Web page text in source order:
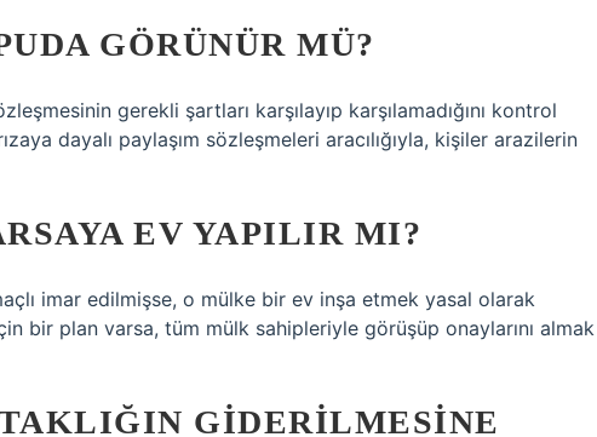
GÖRÜNÜR MÜ?
gerekli şartları karşılayıp karşılamadığını kontrol
dayalı paylaşım sözleşmeleri aracılığıyla, kişiler arazilerin
EV YAPILIR MI?
imar edilmişse, o mülke bir ev inşa etmek yasal olarak
bir plan varsa, tüm mülk sahipleriyle görüşüp onaylarını almak
GIDERILMESINE